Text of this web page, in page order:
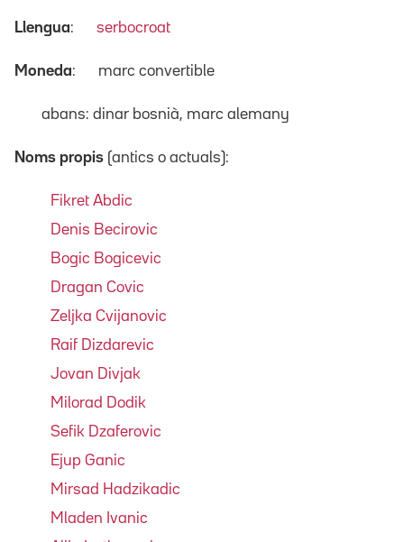
Llengua: serbocroat
Moneda: marc convertible
abans: dinar bosnià, marc alemany
Noms propis (antics o actuals):
Fikret Abdic
Denis Becirovic
Bogic Bogicevic
Dragan Covic
Zeljka Cvijanovic
Raif Dizdarevic
Jovan Divjak
Milorad Dodik
Sefik Dzaferovic
Ejup Ganic
Mirsad Hadzikadic
Mladen Ivanic